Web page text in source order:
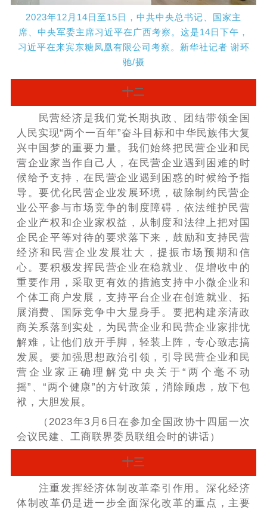
2023年12月14日至15日，中共中央总书记、国家主
席、中央军委主席习近平在广西考察。这是14日下午，
习近平在来宾东糖凤凰有限公司考察。新华社记者 谢环
驰/摄
十二
民营经济是我们党长期执政、团结带领全国
人民实现“两个一百年”奋斗目标和中华民族伟大复
兴中国梦的重要力量。我们始终把民营企业和民
营企业家当作自己人，在民营企业遇到困难的时
候给予支持，在民营企业遇到困惑的时候给予指
导。要优化民营企业发展环境，破除制约民营企
业公平参与市场竞争的制度障碍，依法维护民营
企业产权和企业家权益，从制度和法律上把对国
企民企平等对待的要求落下来，鼓励和支持民营
经济和民营企业发展壮大，提振市场预期和信
心。要积极发挥民营企业在稳就业、促增收中的
重要作用，采取更有效的措施支持中小微企业和
个体工商户发展，支持平台企业在创造就业、拓
展消费、国际竞争中大显身手。要把构建亲清政
商关系落到实处，为民营企业和民营企业家排忧
解难，让他们放开手脚，轻装上阵，专心致志搞
发展。要加强思想政治引领，引导民营企业和民
营企业家正确理解党中央关于“两个毫不动
摇”、“两个健康”的方针政策，消除顾虑，放下包
袱，大胆发展。
（2023年3月6日在参加全国政协十四届一次
会议民建、工商联界委员联组会时的讲话）
十三
注重发挥经济体制改革牵引作用。深化经济
体制改革仍是进一步全面深化改革的重点，主要